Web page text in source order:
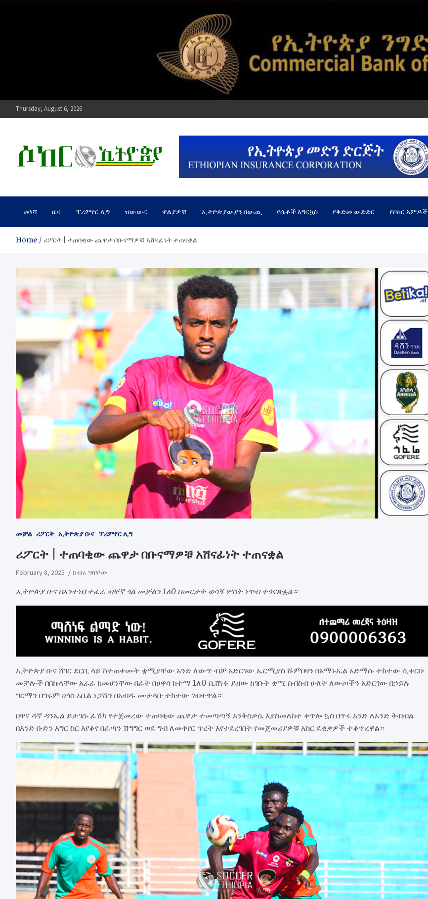
Thursday, August 6, 2026
ሶከር ኢትዮጵያ
መነሻ ዜና ፕሪምየር ሊግ ዝውውር ዋልያዎቹ ኢትዮጵያውያን በውጪ የሴቶች እግርኳስ የቅድመ ውድድር የሶከር አምዶች
Home ሪፖርት | ተጠባቂው ጨዋታ በቡናማዎቹ አሸናፊነት ተጠናቋል
መቻል ሪፖርት ኢትዮጵያ ቡና ፕሪምየር ሊግ
ሪፖርት | ተጠባቂው ጨዋታ በቡናማዎቹ አሸናፊነት ተጠናቋል
February 8, 2025 ክብሩ ግዛቸው
ኢትዮጵያ ቡና በአንተነህ ተፈራ ብቸኛ ጎል መቻልን 1ለ0 በመርታት ወሳኝ ሦስት ነጥብ ተጎናጽፏል።
ኢትዮጵያ ቡና ሸገር ደርቢ ላይ ከተጠቀሙት ቋሚያቸው አንድ ለውጥ ብቻ አድርገው ኤርሚያስ ሹምበዛን በአማኑኤል አድማሱ ተክተው ሲቀርቡ
መቻሎች በበኩላቸው አራፊ ከመሆነቸው በፊት በሀዋሳ ከተማ 1ለ0 ሲሸነፉ ይዘው ከገቡት ቋሚ ስብስብ ሁለት ለውጦችን አድርገው በኃይሉ
ግርማን በግሩም ሀጎስ አቤል ነጋሽን በአብዱ ሙታላቡ ተክተው ገብተዋል።
በዋና ዳኛ ዳንኤል ይታገሱ ፊሽካ የተጀመረው ተጠባቂው ጨዋታ ተመጣጣኝ እንቅስቃሴ እያስመለከተ ቀጥሎ ኳስ በጥሩ አንድ ለአንድ ቅብብል
በአንድ ቡድን እግር ስር እየቆየ በፈጣን ሽግግር ወደ ግብ ለመቀየር ጥረት እየተደረገበት የመጀመሪያዎቹ አስር ደቂቃዎች ተቆጥረዋል።